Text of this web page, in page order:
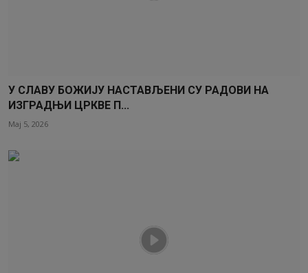
У СЛАВУ БОЖИЈУ НАСТАВЉЕНИ СУ РАДОВИ НА
ИЗГРАДЊИ ЦРКВЕ П...
Мај 5, 2026